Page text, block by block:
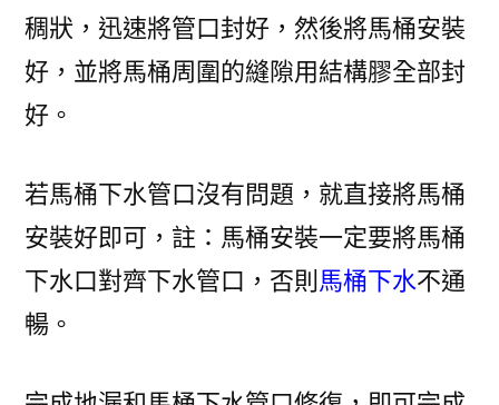
稠狀，迅速將管口封好，然後將馬桶安裝
好，並將馬桶周圍的縫隙用結構膠全部封
好。
若馬桶下水管口沒有問題，就直接將馬桶
安裝好即可，註：馬桶安裝一定要將馬桶
下水口對齊下水管口，否則 馬桶下水不通
暢。